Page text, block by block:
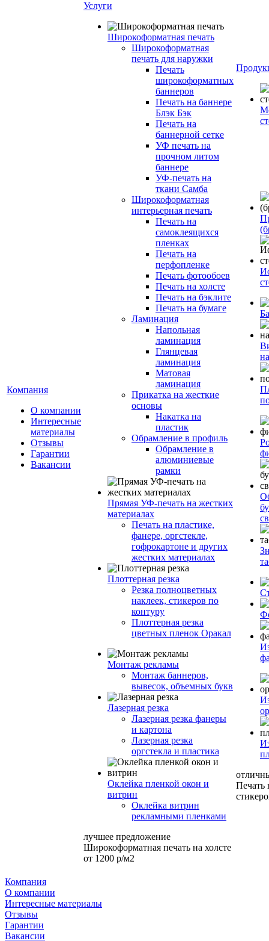
Компания
О компании
Интересные
материалы
Отзывы
Гарантии
Вакансии
Услуги
Широкоформатная печать
Широкоформатная
печать для наружки
Печать
широкоформатных
баннеров
Печать на баннере
Блэк Бэк
Печать на
баннерной сетке
УФ печать на
прочном литом
баннере
УФ-печать на
ткани Самба
Широкоформатная
интерьерная печать
Печать на
самоклеящихся
пленках
Печать на
перфопленке
Печать фотообоев
Печать на холсте
Печать на бэклите
Печать на бумаге
Ламинация
Напольная
ламинация
Глянцевая
ламинация
Матовая
ламинация
Прикатка на жесткие
основы
Накатка на
пластик
Обрамление в профиль
Обрамление в
алюминиевые
рамки
Прямая УФ-печать на жестких
материалах
Печать на пластике,
фанере, оргстекле,
гофрокартоне и других
жестких материалах
Плоттерная резка
Резка полноцветных
наклеек, стикеров по
контуру
Плоттерная резка
цветных пленок Оракал
Монтаж рекламы
Монтаж баннеров,
вывесок, объемных букв
Лазерная резка
Лазерная резка фанеры
и картона
Лазерная резка
оргстекла и пластика
Оклейка пленкой окон и
витрин
Оклейка витрин
рекламными пленками
лучшее предложение
Широкоформатная печать на холсте
от 1200 р/м2
Печать
Компания
О компании
Интересные материалы
Отзывы
Гарантии
Вакансии